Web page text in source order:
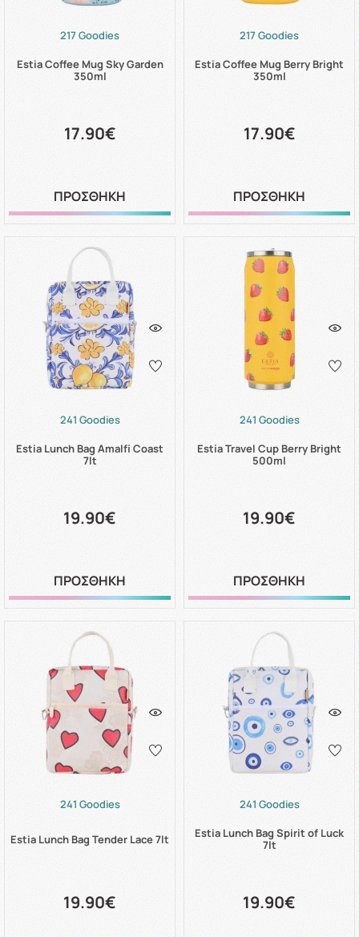
217 Goodies
Estia Coffee Mug Sky Garden
350ml
17.90€
ΠΡΟΣΘΗΚΗ
217 Goodies
Estia Coffee Mug Berry Bright
350ml
17.90€
ΠΡΟΣΘΗΚΗ
241 Goodies
Estia Lunch Bag Amalfi Coast
7lt
19.90€
ΠΡΟΣΘΗΚΗ
241 Goodies
Estia Travel Cup Berry Bright
500ml
19.90€
ΠΡΟΣΘΗΚΗ
241 Goodies
Estia Lunch Bag Tender Lace 7lt
19.90€
241 Goodies
Estia Lunch Bag Spirit of Luck
7lt
19.90€